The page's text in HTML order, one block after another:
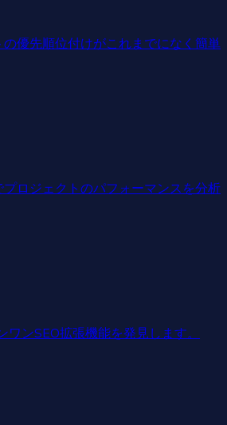
優先順位付けがこれまでになく簡単
ロジェクトのパフォーマンスを分析
ンSEO拡張機能を発見します。